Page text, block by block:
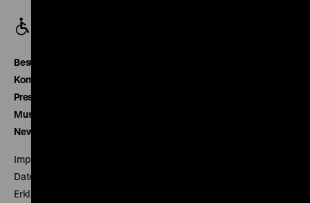
Besucherservice
Kontakt
Presse
Museumsverein
Newsletter
Impressum
Datenschutz
Erklärung digitale Barrierefreiheit